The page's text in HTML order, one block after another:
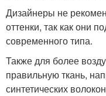
Дизайнеры не
оттенки, так как они
современного типа.
Также для более
правильную ткань,
синтетических